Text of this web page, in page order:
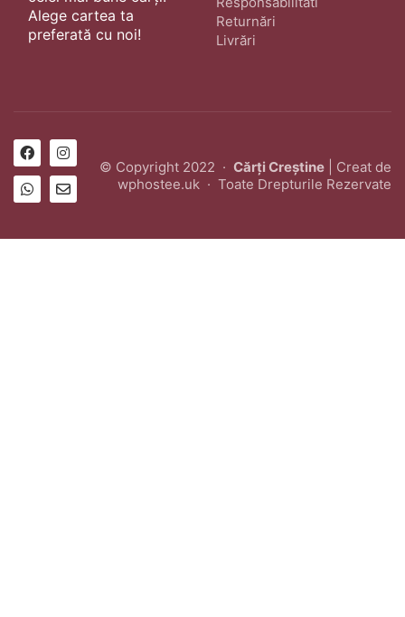
Alege cartea ta
preferată cu noi!
Returnări
Livrări
© Copyright 2022 · Cărți Creștine | Creat de
wphostee.uk · Toate Drepturile Rezervate